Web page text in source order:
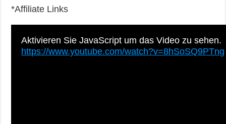
*Affiliate Links
Aktivieren Sie JavaScript um das Video zu sehen.
https://www.youtube.com/watch?v=8hSoSQ9PTng